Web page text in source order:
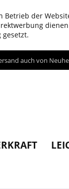
Betrieb der
auch von